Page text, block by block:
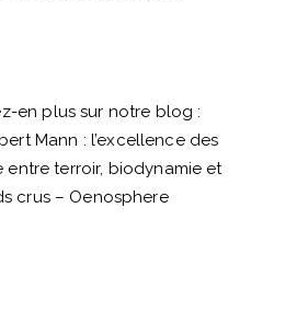
en plus sur notre blog :
Mann : l’excellence des
entre terroir, biodynamie et
crus – Oenosphere